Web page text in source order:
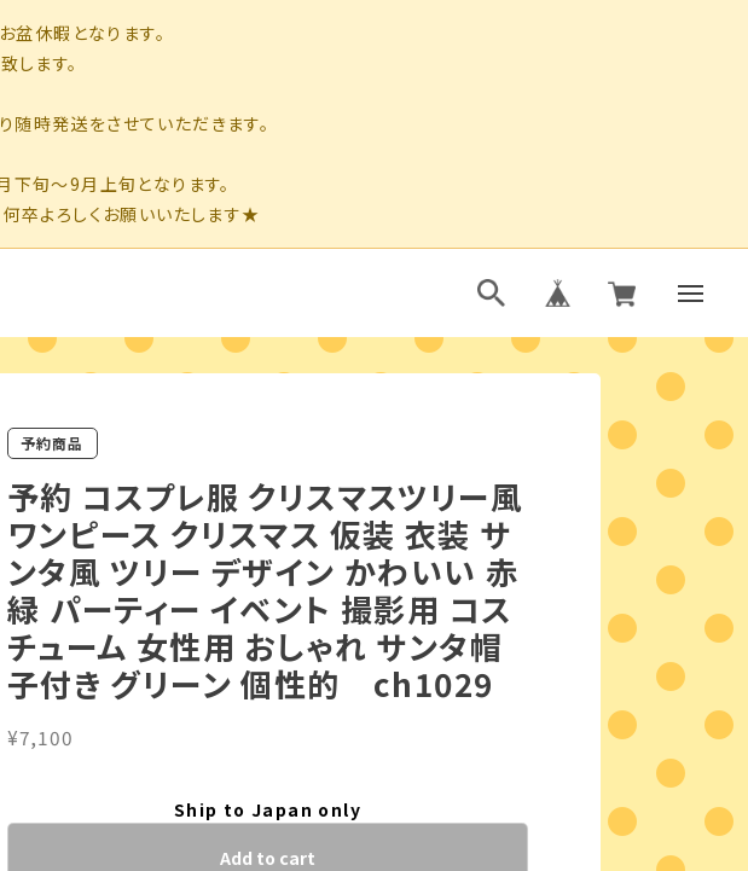
予約商品
予約 コスプレ服 クリスマスツリー風
ワンピース クリスマス 仮装 衣装 サ
ンタ風 ツリー デザイン かわいい 赤
緑 パーティー イベント 撮影用 コス
チューム 女性用 おしゃれ サンタ帽
子付き グリーン 個性的 ch1029
¥7,100
Ship to Japan only
Add to cart